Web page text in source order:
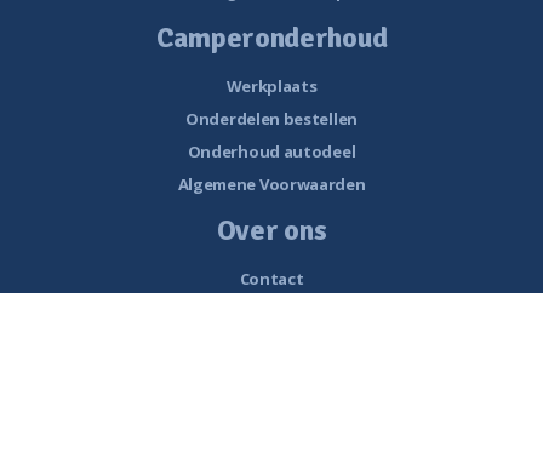
Camperonderhoud
Werkplaats
Onderdelen bestellen
Onderhoud autodeel
Algemene Voorwaarden
Over ons
Contact